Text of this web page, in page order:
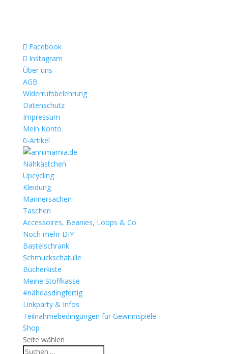
Facebook
Instagram
Über uns
AGB
Widerrufsbelehrung
Datenschutz
Impressum
Mein Konto
0-Artikel
Nähkästchen
Upcycling
Kleidung
Männersachen
Taschen
Accessoires, Beanies, Loops & Co
Noch mehr DIY
Bastelschrank
Schmuckschatulle
Bücherkiste
Meine Stoffkasse
#nähdasdingfertig
Linkparty & Infos
Teilnahmebedingungen für Gewinnspiele
Shop
Seite wählen